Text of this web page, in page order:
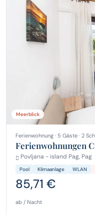
Meerblick
Ferienwohnung · 5 Gäste · 2
Ferienwohnungen
Povljana - island Pag, Pag
Pool Klimaanlage WLAN
85,71 €
ab / Nacht